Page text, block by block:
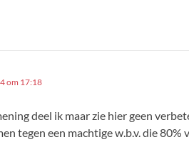
om 17:18
deel ik maar zie hier geen
tegen een machtige w.b.v. die 80%